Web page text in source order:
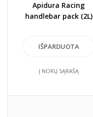
Apidura Racing
handlebar pack (2L)
Į NORŲ SĄRAŠĄ